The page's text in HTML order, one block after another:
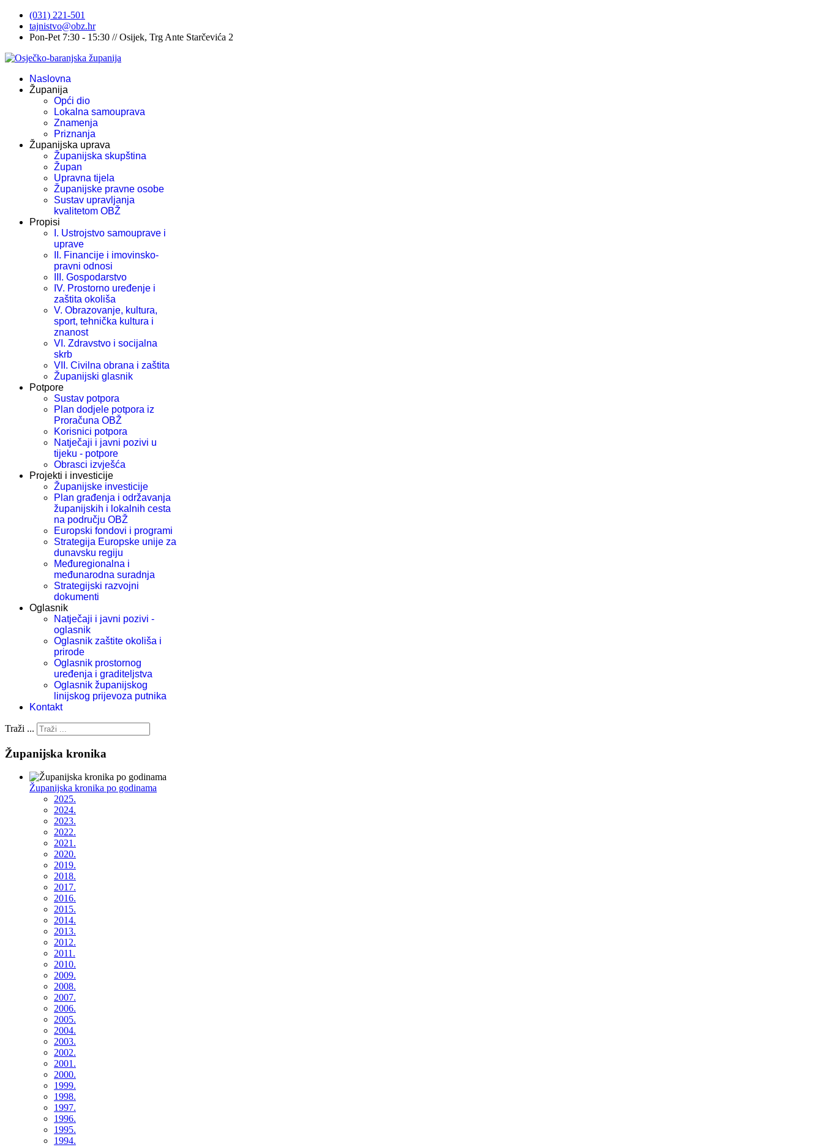
(031) 221-501
tajnistvo@obz.hr
Pon-Pet 7:30 - 15:30 // Osijek, Trg Ante Starčevića 2
Naslovna
Županija
Opći dio
Lokalna samouprava
Znamenja
Priznanja
Županijska uprava
Županijska skupština
Župan
Upravna tijela
Županijske pravne osobe
Sustav upravljanja
kvalitetom OBŽ
Propisi
I. Ustrojstvo samouprave i
uprave
II. Financije i imovinsko-
pravni odnosi
III. Gospodarstvo
IV. Prostorno uređenje i
zaštita okoliša
V. Obrazovanje, kultura,
sport, tehnička kultura i
znanost
VI. Zdravstvo i socijalna
skrb
VII. Civilna obrana i zaštita
Županijski glasnik
Potpore
Sustav potpora
Plan dodjele potpora iz
Proračuna OBŽ
Korisnici potpora
Natječaji i javni pozivi u
tijeku - potpore
Obrasci izvješća
Projekti i investicije
Županijske investicije
Plan građenja i održavanja
županijskih i lokalnih cesta
na području OBŽ
Europski fondovi i programi
Strategija Europske unije za
dunavsku regiju
Međuregionalna i
međunarodna suradnja
Strategijski razvojni
dokumenti
Oglasnik
Natječaji i javni pozivi -
oglasnik
Oglasnik zaštite okoliša i
prirode
Oglasnik prostornog
uređenja i graditeljstva
Oglasnik županijskog
linijskog prijevoza putnika
Kontakt
Traži ...
Županijska kronika
Županijska kronika po godinama
2025.
2024.
2023.
2022.
2021.
2020.
2019.
2018.
2017.
2016.
2015.
2014.
2013.
2012.
2011.
2010.
2009.
2008.
2007.
2006.
2005.
2004.
2003.
2002.
2001.
2000.
1999.
1998.
1997.
1996.
1995.
1994.